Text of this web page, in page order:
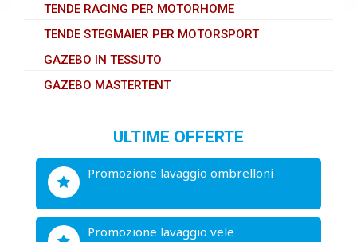
TENDE RACING PER MOTORHOME
TENDE STEGMAIER PER MOTORSPORT
GAZEBO IN TESSUTO
GAZEBO MASTERTENT
ULTIME OFFERTE
promozione lavaggio ombrelloni
promozione lavaggio vele